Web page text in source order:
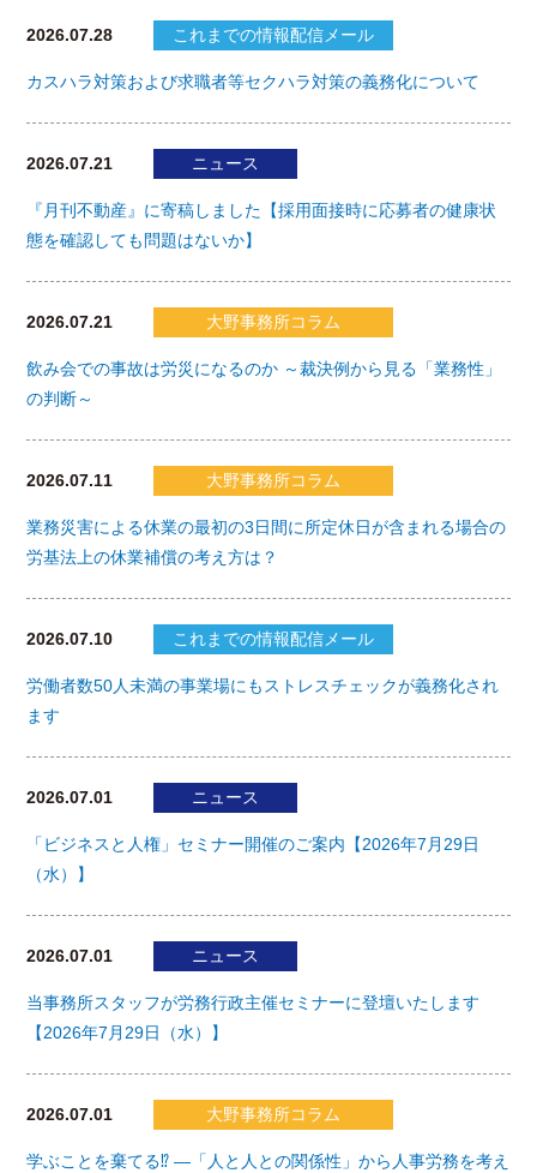
2026.07.28 これまでの情報配信メール
カスハラ対策および求職者等セクハラ対策の義務化について
2026.07.21 ニュース
『月刊不動産』に寄稿しました【採用面接時に応募者の健康状
態を確認しても問題はないか】
2026.07.21 大野事務所コラム
飲み会での事故は労災になるのか ～裁決例から見る「業務性」
の判断～
2026.07.11 大野事務所コラム
業務災害による休業の最初の3日間に所定休日が含まれる場合の
労基法上の休業補償の考え方は？
2026.07.10 これまでの情報配信メール
労働者数50人未満の事業場にもストレスチェックが義務化され
ます
2026.07.01 ニュース
「ビジネスと人権」セミナー開催のご案内【2026年7月29日
（水）】
2026.07.01 ニュース
当事務所スタッフが労務行政主催セミナーに登壇いたします
【2026年7月29日（水）】
2026.07.01 大野事務所コラム
学ぶことを棄てる⁉ ―「人と人との関係性」から人事労務を考え